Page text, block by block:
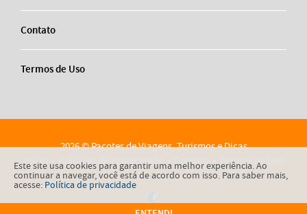
Contato
Termos de Uso
2026 © Pacotes de Viagens, Turismos e Dicas
Início
Políticas de Privacidade Contato Termos de Uso
Este site usa cookies para garantir uma melhor experiência. Ao
continuar a navegar, você está de acordo com isso. Para saber mais,
acesse: Política de privacidade